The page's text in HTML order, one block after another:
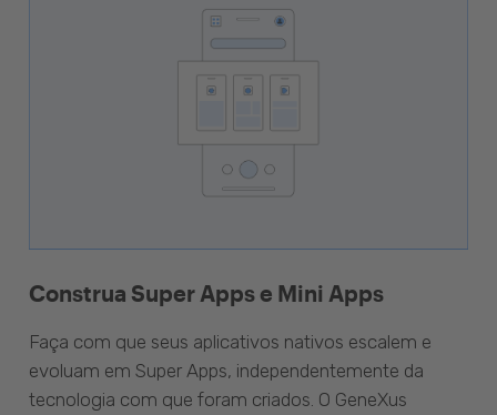
Construa Super Apps e Mini Apps
Faça com que seus aplicativos nativos escalem e
evoluam em Super Apps, independentemente da
tecnologia com que foram criados. O GeneXus